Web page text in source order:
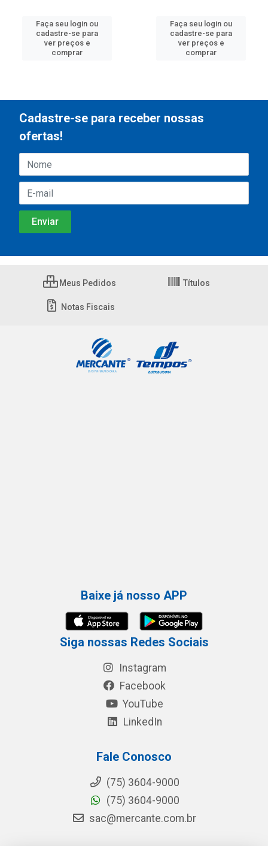
Faça seu login ou
cadastre-se para
ver preços e
comprar
Faça seu login ou
cadastre-se para
ver preços e
comprar
Cadastre-se para receber nossas
ofertas!
Meus Pedidos Títulos
Notas Fiscais
Baixe já nosso APP
Siga nossas Redes Sociais
Instagram
Facebook
YouTube
LinkedIn
Fale Conosco
(75) 3604-9000
(75) 3604-9000
sac@mercante.com.br